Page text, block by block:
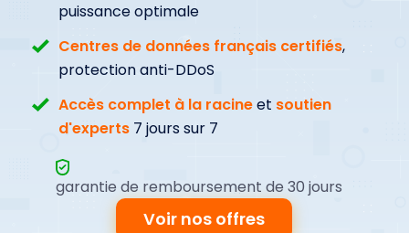
puissance optimale
Centres de données français certifiés,
protection anti-DDoS
Accès complet à la racineet soutien
d'experts7 jours sur 7
Voir nos offres
garantie de remboursement de 30 jours